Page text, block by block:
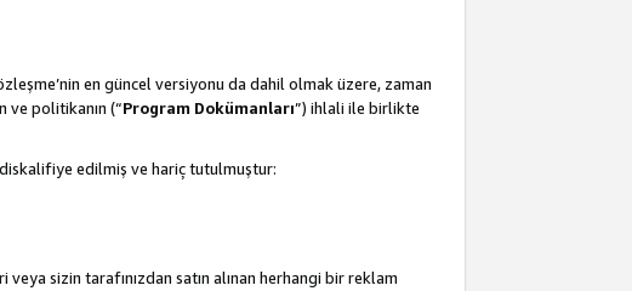
en güncel versiyonu da dahil olmak üzere, zaman
ve politikanın (“Program Dokümanları”) ihlali ile birlikte
diskalifiye edilmiş ve hariç tutulmuştur:
veya sizin tarafınızdan satın alınan herhangi bir reklam